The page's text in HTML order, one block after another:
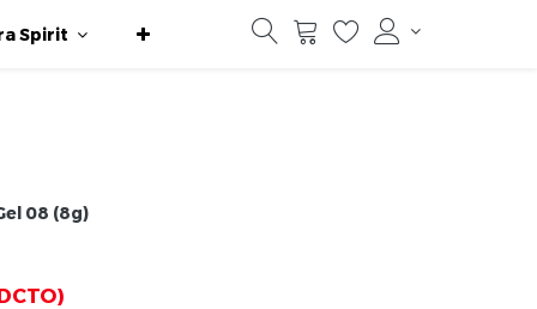
Spirit
08 (8g)